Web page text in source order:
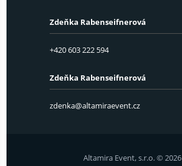
Zdeňka Rabenseifnerová
+420 603 222 594
Zdeňka Rabenseifnerová
zdenka@altamiraevent.cz
Altamira Event, s.r.o. © 2026